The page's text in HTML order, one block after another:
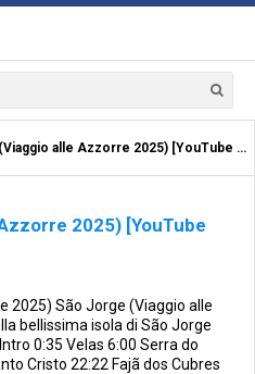
alle Azzorre 2025) [YouTube Video]
2025) [YouTube
2025) São Jorge (Viaggio alle
bellissima isola di São Jorge
0:35 Velas 6:00 Serra do
Cristo 22:22 Fajã dos Cubres